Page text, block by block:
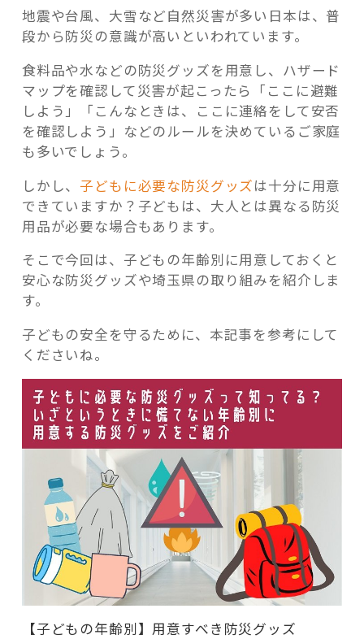
記事検索
地震や台風、大雪など自然災害が多い日本は、普
段から防災の意識が高いといわれています。
食料品や水などの防災グッズを用意し、ハザード
マップを確認して災害が起こったら「ここに避難
しよう」「こんなときは、ここに連絡をして安否
を確認しよう」などのルールを決めているご家庭
も多いでしょう。
しかし、子どもに必要な防災グッズは十分に用意
できていますか？子どもは、大人とは異なる防災
用品が必要な場合もあります。
そこで今回は、子どもの年齢別に用意しておくと
安心な防災グッズや埼玉県の取り組みを紹介しま
す。
子どもの安全を守るために、本記事を参考にして
くださいね。
【子どもの年齢別】用意すべき防災グッズ